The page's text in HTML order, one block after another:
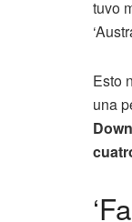
tuvo
Esto
una